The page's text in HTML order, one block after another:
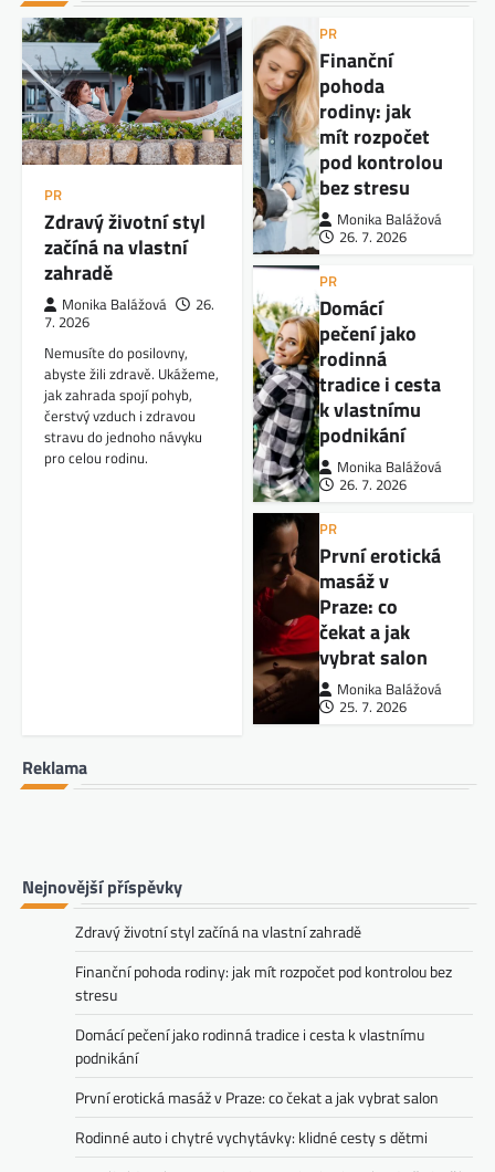
PR
Zdravý životní styl
začíná na vlastní
zahradě
Monika Balážová
26.
7. 2026
Nemusíte do posilovny,
abyste žili zdravě. Ukážeme,
jak zahrada spojí pohyb,
čerstvý vzduch i zdravou
stravu do jednoho návyku
pro celou rodinu.
PR
Finanční
pohoda
rodiny: jak
mít rozpočet
pod kontrolou
bez stresu
Monika Balážová
26. 7. 2026
PR
Domácí
pečení jako
rodinná
tradice i cesta
k vlastnímu
podnikání
Monika Balážová
26. 7. 2026
PR
První erotická
masáž v
Praze: co
čekat a jak
vybrat salon
Monika Balážová
25. 7. 2026
Reklama
Nejnovější příspěvky
Zdravý životní styl začíná na vlastní zahradě
Finanční pohoda rodiny: jak mít rozpočet pod kontrolou bez
stresu
Domácí pečení jako rodinná tradice i cesta k vlastnímu
podnikání
První erotická masáž v Praze: co čekat a jak vybrat salon
Rodinné auto i chytré vychytávky: klidné cesty s dětmi